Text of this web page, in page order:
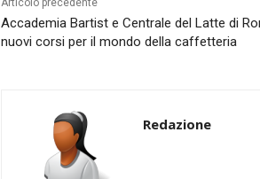
Articolo precedente
Accademia Bartist e Centrale del Latte di
nuovi corsi per il mondo della caffetteria
Redazione